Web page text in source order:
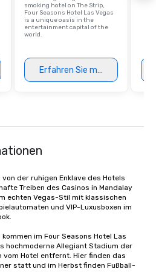
smoking hotel on The Strip,
Four Seasons Hotel Las Vegas
is a unique oasis in the
entertainment capital of the
world.
Erfahren Sie mehr
der ruhigen Enklave des Hotels
Treiben des Casinos in Mandalay
echten Vegas-Stil mit klassischen
und VIP-Luxusboxen im
im Four Seasons Hotel Las
hochmoderne Allegiant Stadium der
vom Hotel entfernt. Hier finden das
statt und im Herbst finden Fußball-